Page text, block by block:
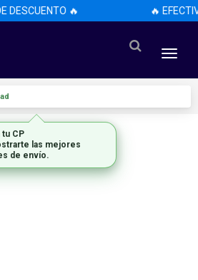
DESCUENTO 🔥 🔥
Pc Motherboards
tu CP
las mejores
de envío.